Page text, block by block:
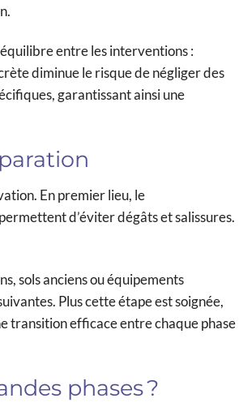
entre les interventions :
diminue le risque de négliger des
garantissant ainsi une
En premier lieu, le
d’éviter dégâts et salissures.
sols anciens ou équipements
Plus cette étape est soignée,
transition efficace entre chaque phase
phases ?